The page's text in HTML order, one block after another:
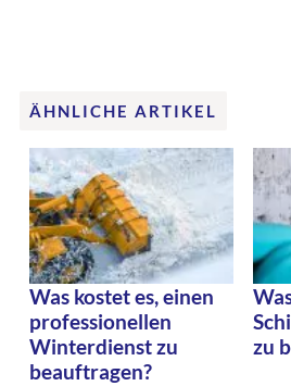
ÄHNLICHE ARTIKEL
Was kostet es, einen
professionellen
Winterdienst zu
beauftragen?
zu